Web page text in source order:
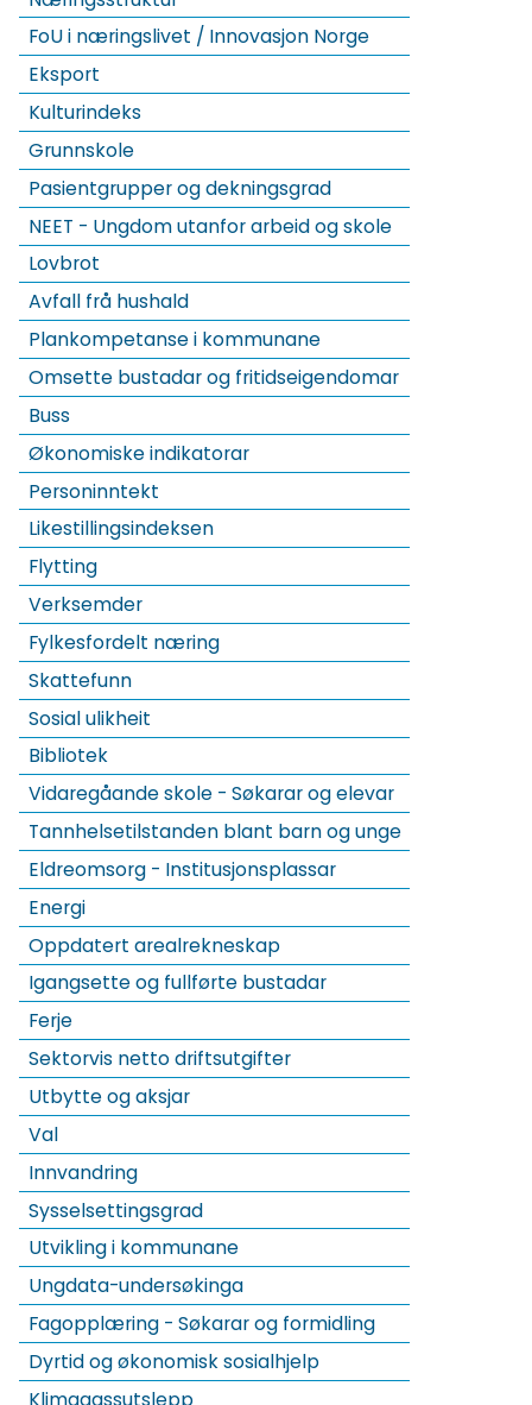
FoU i næringslivet / Innovasjon Norge
Eksport
Kulturindeks
Grunnskole
Pasientgrupper og dekningsgrad
NEET - Ungdom utanfor arbeid og skole
Lovbrot
Avfall frå hushald
Plankompetanse i kommunane
Omsette bustadar og fritidseigendomar
Buss
Økonomiske indikatorar
Personinntekt
Likestillingsindeksen
Flytting
Verksemder
Fylkesfordelt næring
Skattefunn
Sosial ulikheit
Bibliotek
Vidaregåande skole - Søkarar og elevar
Tannhelsetilstanden blant barn og unge
Eldreomsorg - Institusjonsplassar
Energi
Oppdatert arealrekneskap
Igangsette og fullførte bustadar
Ferje
Sektorvis netto driftsutgifter
Utbytte og aksjar
Val
Innvandring
Sysselsettingsgrad
Utvikling i kommunane
Ungdata-undersøkinga
Fagopplæring - Søkarar og formidling
Dyrtid og økonomisk sosialhjelp
Klimagassutslepp